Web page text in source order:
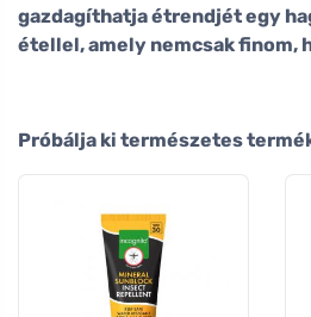
gazdagíthatja étrendjét egy
étellel, amely nemcsak finom,
Próbálja ki természetes